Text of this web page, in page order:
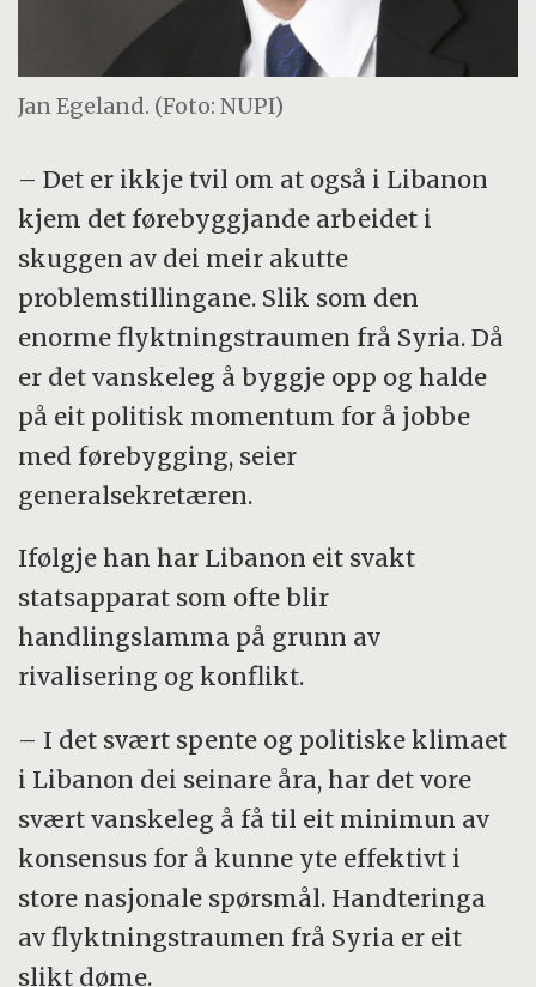
Jan Egeland. (Foto: NUPI)
– Det er ikkje tvil om at også i Libanon
kjem det førebyggjande arbeidet i
skuggen av dei meir akutte
problemstillingane. Slik som den
enorme flyktningstraumen frå Syria. Då
er det vanskeleg å byggje opp og halde
på eit politisk momentum for å jobbe
med førebygging, seier
generalsekretæren.
Ifølgje han har Libanon eit svakt
statsapparat som ofte blir
handlingslamma på grunn av
rivalisering og konflikt.
– I det svært spente og politiske klimaet
i Libanon dei seinare åra, har det vore
svært vanskeleg å få til eit minimun av
konsensus for å kunne yte effektivt i
store nasjonale spørsmål. Handteringa
av flyktningstraumen frå Syria er eit
slikt døme.